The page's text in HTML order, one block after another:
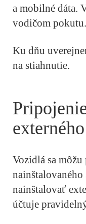
a mobilné dáta.
vodičom pokutu.
Ku dňu
na stiahnutie.
Vozidlá sa
nainštalovať
účtuje